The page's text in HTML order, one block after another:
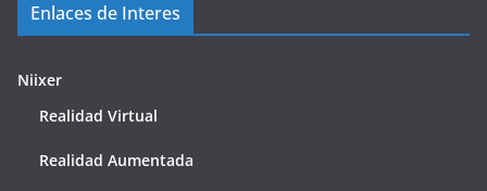
Enlaces de Interes
Niixer
Realidad Virtual
Realidad Aumentada